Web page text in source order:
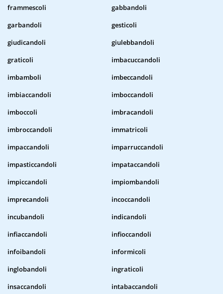
frammescoli
gabbandoli
garbandoli
gesticoli
giudicandoli
giulebbandoli
graticoli
imbacuccandoli
imbamboli
imbeccandoli
imbiaccandoli
imboccandoli
imboccoli
imbracandoli
imbroccandoli
immatricoli
impaccandoli
imparruccandoli
impasticcandoli
impataccandoli
impiccandoli
impiombandoli
imprecandoli
incoccandoli
incubandoli
indicandoli
infiaccandoli
infioccandoli
infoibandoli
informicoli
inglobandoli
ingraticoli
insaccandoli
intabaccandoli